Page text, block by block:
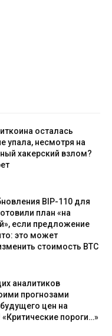
осталась
упала, несмотря на
хакерский взлом?
BIP-110 для
план «на
если предложение
это может
стоимость BTC
аналитиков
прогнозами
цен на
«Критические пороги…»